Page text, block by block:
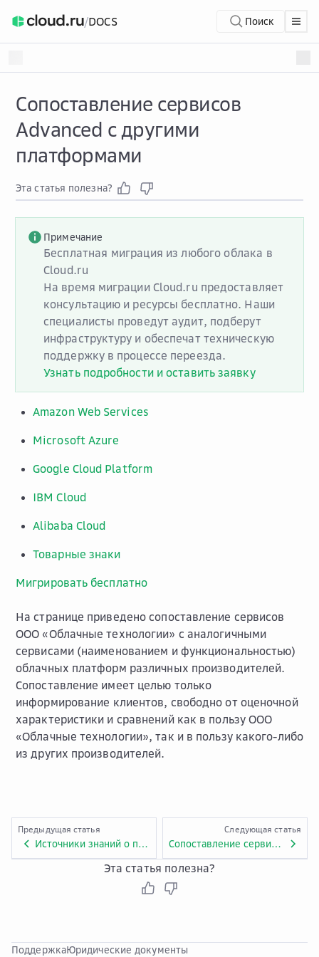
/DOCS Поиск
Сопоставление сервисов
Advanced с другими
платформами
Эта статья полезна?
Примечание
Бесплатная миграция из любого облака в
Cloud.ru
На время миграции Cloud.ru предоставляет
консультацию и ресурсы бесплатно. Наши
специалисты проведут аудит, подберут
инфраструктуру и обеспечат техническую
поддержку в процессе переезда.
Узнать подробности и оставить заявку
Amazon Web Services
Microsoft Azure
Google Cloud Platform
IBM Cloud
Alibaba Cloud
Товарные знаки
Мигрировать бесплатно
На странице приведено сопоставление сервисов
ООО «Облачные технологии» с аналогичными
сервисами (наименованием и функциональностью)
облачных платформ различных производителей.
Сопоставление имеет целью только
информирование клиентов, свободно от оценочной
характеристики и сравнений как в пользу ООО
«Облачные технологии», так и в пользу какого-либо
из других производителей.
Предыдущая статья
Источники знаний о платформе Cloud.ru Advanced
Следующая статья
Сопоставление сервисов Advanced с Amazon Web Services
Эта статья полезна?
ПоддержкаЮридические документы